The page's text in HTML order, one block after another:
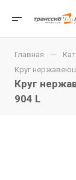
Главная —
Круг
Круг
904 L